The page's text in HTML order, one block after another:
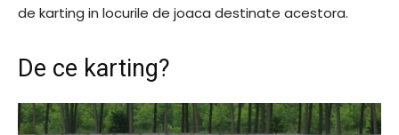
de karting in locurile de joaca destinate acestora.
De ce karting?